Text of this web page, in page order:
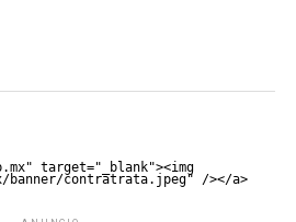
target="_blank"><img
banner/contratrata.jpeg" /></a>